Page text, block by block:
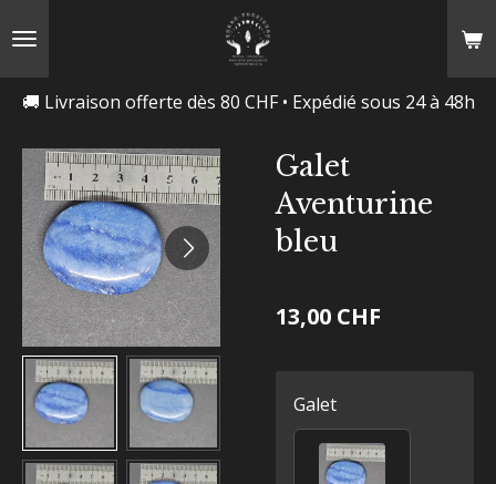
🚚 Livraison offerte dès 80 CHF • Expédié sous 24 à 48h
Galet
Aventurine
bleu
13,00 CHF
Galet